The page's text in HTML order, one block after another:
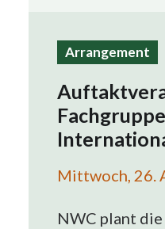
Arrangement
Fachgruppe
Mittwoch, 26.
NWC plant